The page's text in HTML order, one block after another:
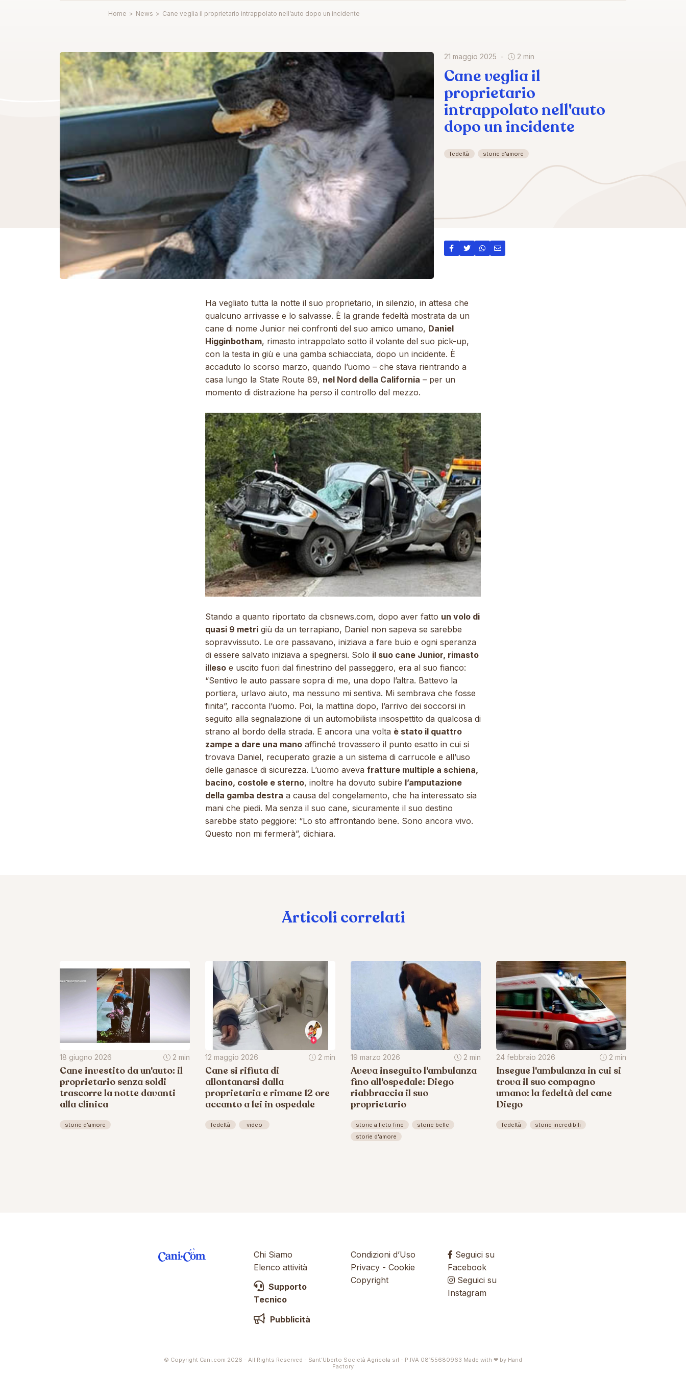
Home > News > Cane veglia il proprietario intrappolato nell’auto dopo un incidente
21 maggio 2025 2 min
Cane veglia il
proprietario
intrappolato nell'auto
dopo un incidente
fedeltà storie d'amore
Ha vegliato tutta la notte il suo proprietario, in silenzio, in attesa che
qualcuno arrivasse e lo salvasse. È la grande fedeltà mostrata da un
cane di nome Junior nei confronti del suo amico umano, Daniel
Higginbotham, rimasto intrappolato sotto il volante del suo pick-up,
con la testa in giù e una gamba schiacciata, dopo un incidente. È
accaduto lo scorso marzo, quando l’uomo – che stava rientrando a
casa lungo la State Route 89, nel Nord della California – per un
momento di distrazione ha perso il controllo del mezzo.
Stando a quanto riportato da cbsnews.com, dopo aver fatto un volo di
quasi 9 metri giù da un terrapiano, Daniel non sapeva se sarebbe
sopravvissuto. Le ore passavano, iniziava a fare buio e ogni speranza
di essere salvato iniziava a spegnersi. Solo il suo cane Junior, rimasto
illeso e uscito fuori dal finestrino del passeggero, era al suo fianco:
“Sentivo le auto passare sopra di me, una dopo l’altra. Battevo la
portiera, urlavo aiuto, ma nessuno mi sentiva. Mi sembrava che fosse
finita”, racconta l’uomo. Poi, la mattina dopo, l’arrivo dei soccorsi in
seguito alla segnalazione di un automobilista insospettito da qualcosa di
strano al bordo della strada. E ancora una volta è stato il quattro
zampe a dare una mano affinché trovassero il punto esatto in cui si
trovava Daniel, recuperato grazie a un sistema di carrucole e all’uso
delle ganasce di sicurezza. L’uomo aveva fratture multiple a schiena,
bacino, costole e sterno, inoltre ha dovuto subire l’amputazione
della gamba destra a causa del congelamento, che ha interessato sia
mani che piedi. Ma senza il suo cane, sicuramente il suo destino
sarebbe stato peggiore: “Lo sto affrontando bene. Sono ancora vivo.
Questo non mi fermerà”, dichiara.
Articoli correlati
18 giugno 2026 2 min
Cane investito da un'auto: il
proprietario senza soldi
trascorre la notte davanti
alla clinica
storie d'amore
12 maggio 2026 2 min
Cane si rifiuta di
allontanarsi dalla
proprietaria e rimane 12 ore
accanto a lei in ospedale
fedeltà video
19 marzo 2026 2 min
Aveva inseguito l'ambulanza
fino all'ospedale: Diego
riabbraccia il suo
proprietario
storie a lieto fine
storie belle
storie d'amore
24 febbraio 2026 2 min
Insegue l'ambulanza in cui si
trova il suo compagno
umano: la fedeltà del cane
Diego
fedeltà storie incredibili
Chi Siamo
Elenco attività
Supporto
Tecnico
Pubblicità
Condizioni d’Uso
Privacy - Cookie
Copyright
Seguici su
Facebook
Seguici su
Instagram
© Copyright Cani.com 2026 - All Rights Reserved - Sant’Uberto Società Agricola srl - P.IVA 08155680963 Made with ❤ by Hand
Factory